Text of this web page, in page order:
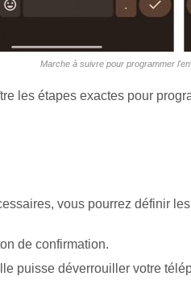
Marche à suivre pour programmer
les étapes exactes pour
vous pourrez définir
de confirmation.
puisse déverrouiller votre